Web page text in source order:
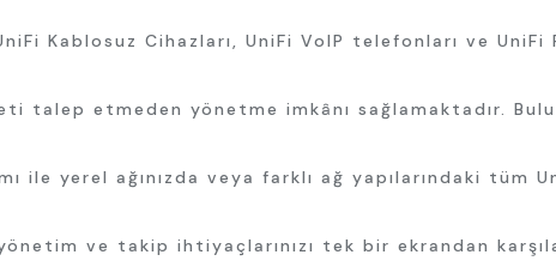
Kablosuz Cihazları, UniFi VoIP telefonları ve
talep etmeden yönetme imkânı sağlamaktadır.
ile yerel ağınızda veya farklı ağ yapılarındaki tüm
ve takip ihtiyaçlarınızı tek bir ekrandan